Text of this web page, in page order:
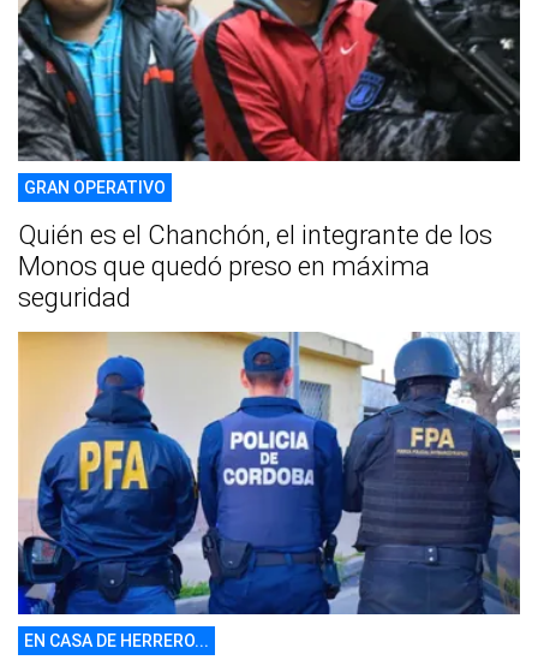
GRAN OPERATIVO
Quién es el Chanchón, el integrante de los
Monos que quedó preso en máxima
seguridad
EN CASA DE HERRERO...